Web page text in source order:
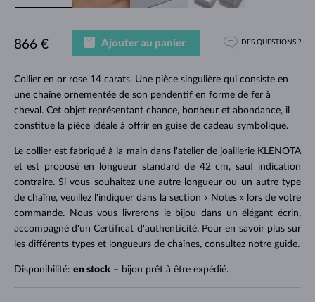
Collier en or rose 14 carats. Une pièce singulière qui consiste en
une chaîne ornementée de son pendentif en forme de fer à
cheval. Cet objet représentant chance, bonheur et abondance, il
constitue la pièce idéale à offrir en guise de cadeau symbolique.
Le collier est fabriqué à la main dans l'atelier de joaillerie KLENOTA
et est proposé en longueur standard de 42 cm, sauf indication
contraire. Si vous souhaitez une autre longueur ou un autre type
de chaîne, veuillez l'indiquer dans la section « Notes » lors de votre
commande. Nous vous livrerons le bijou dans un élégant écrin,
accompagné d'un Certificat d'authenticité. Pour en savoir plus sur
les différents types et longueurs de chaînes, consultez notre guide.
Disponibilité: en stock– bijou prêt à être expédié.
866 € Ajouter au panier DES QUESTIONS ?